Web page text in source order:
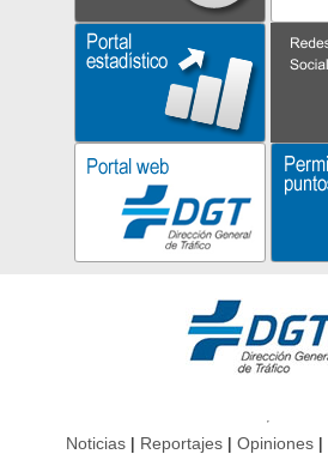
Noticias Reportajes Opiniones